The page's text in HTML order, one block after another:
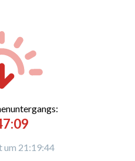
um 21:19:44